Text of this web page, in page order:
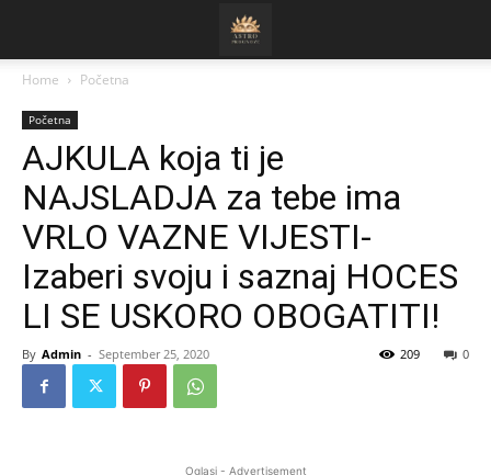
Home Početna
Početna
AJKULA koja ti je
NAJSLADJA za tebe ima
VRLO VAZNE VIJESTI-
Izaberi svoju i saznaj HOCES
LI SE USKORO OBOGATITI!
By Admin - September 25, 2020 0
209
Oglasi - Advertisement